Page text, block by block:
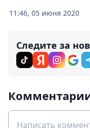
11:46, 05 июня 2020
Следите за